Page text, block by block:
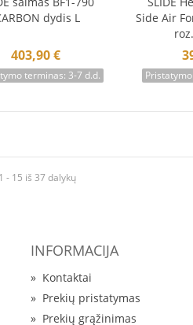
Į krepšelį
dydis L
403,90 €
terminas: 3-7 d.d.
Į
Side Air
- 15 iš 37 dalykų
INFORMACIJA
» Kontaktai
» Prekių pristatymas
» Prekių grąžinimas